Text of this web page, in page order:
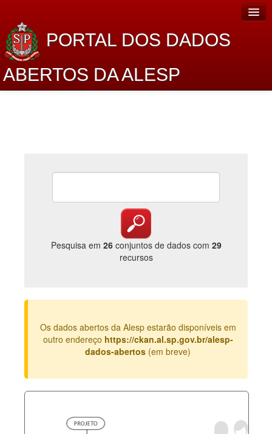
PORTAL DOS DADOS
ABERTOS DA ALESP
Lei de Acesso à Informação
Catálogo de dados
Legislação
Perguntas frequentes
Pesquisa em 26conjuntos de dados com 29
recursos
Os dados abertos da Alesp estarão disponíveis em
outro endereço https://ckan.al.sp.gov.br/alesp-
dados-abertos (em breve)